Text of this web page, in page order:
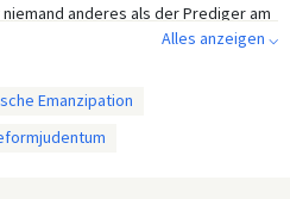
anderes als der Prediger am
als auch Frankel gehörten zu jenen,
Stellungnahmen zu dem neuen
aus Breslau (Wrocław), vertrat
des Gebetbuchs sogar nicht
Alles anzeigen ⌵
Emanzipation